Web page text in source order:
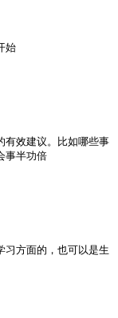
始
有效建议。比如哪些事
事半功倍
习方面的，也可以是生